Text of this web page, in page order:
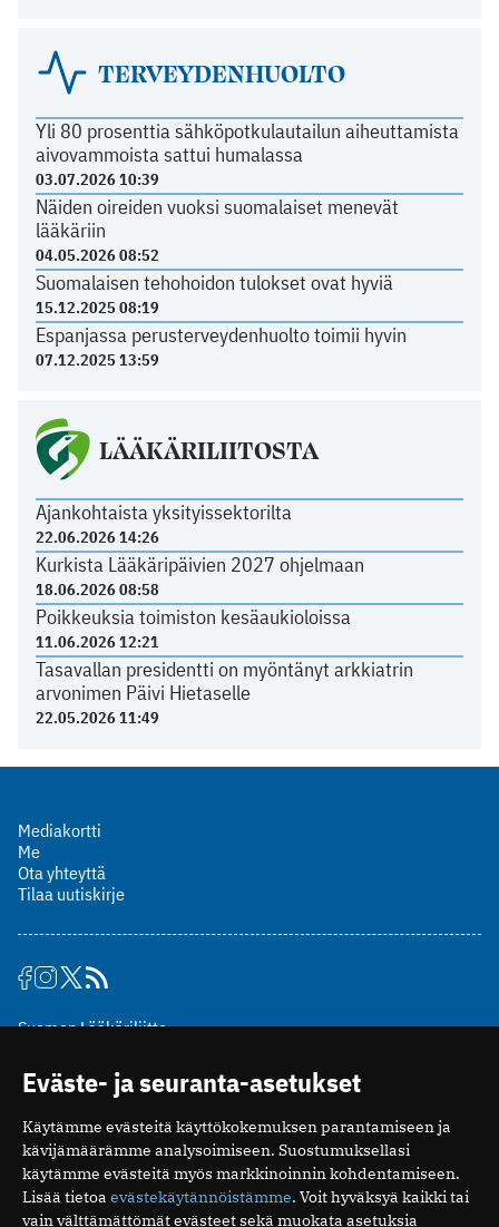
TERVEYDENHUOLTO
Yli 80 prosenttia sähköpotkulautailun aiheuttamista
aivovammoista sattui humalassa
03.07.2026 10:39
Näiden oireiden vuoksi suomalaiset menevät
lääkäriin
04.05.2026 08:52
Suomalaisen tehohoidon tulokset ovat hyviä
15.12.2025 08:19
Espanjassa perusterveydenhuolto toimii hyvin
07.12.2025 13:59
LÄÄKÄRILIITOSTA
Ajankohtaista yksityissektorilta
22.06.2026 14:26
Kurkista Lääkäripäivien 2027 ohjelmaan
18.06.2026 08:58
Poikkeuksia toimiston kesäaukioloissa
11.06.2026 12:21
Tasavallan presidentti on myöntänyt arkkiatrin
arvonimen Päivi Hietaselle
22.05.2026 11:49
Mediakortti
Me
Ota yhteyttä
Tilaa uutiskirje
Suomen Lääkäriliitto
00510 Helsinki
puh. (09) 393 091
toimitus@potilaanlaakarilehti.fi
ISSN 2323-9476
Eväste- ja seuranta-asetukset
Käytämme evästeitä käyttökokemuksen parantamiseen ja
kävijämäärämme analysoimiseen. Suostumuksellasi
käytämme evästeitä myös markkinoinnin kohdentamiseen.
Lisää tietoa evästekäytännöistämme. Voit hyväksyä kaikki tai
vain välttämättömät evästeet sekä muokata asetuksia